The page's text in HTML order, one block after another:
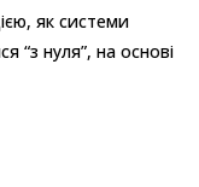
як системи
“з нуля”, на основі